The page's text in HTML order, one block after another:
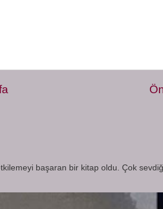
başaran bir kitap oldu. Çok